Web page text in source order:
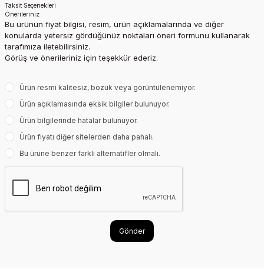
Taksit Seçenekleri
Önerileriniz
Bu ürünün fiyat bilgisi, resim, ürün açıklamalarında ve diğer
konularda yetersiz gördüğünüz noktaları öneri formunu kullanarak
tarafımıza iletebilirsiniz.
Görüş ve önerileriniz için teşekkür ederiz.
Ürün resmi kalitesiz, bozuk veya görüntülenemiyor.
Ürün açıklamasında eksik bilgiler bulunuyor.
Ürün bilgilerinde hatalar bulunuyor.
Ürün fiyatı diğer sitelerden daha pahalı.
Bu ürüne benzer farklı alternatifler olmalı.
Gönder